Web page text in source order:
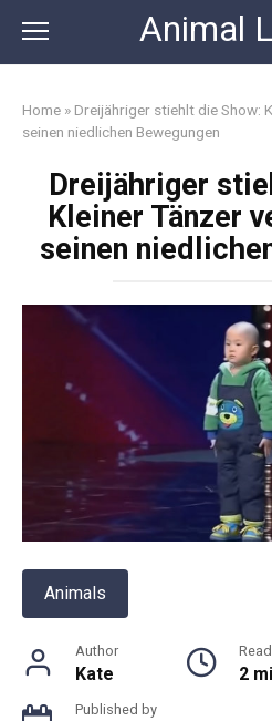
content
Animal
Home » Dreijähriger stiehlt die Show:
seinen niedlichen Bewegungen
Dreijähriger
Kleiner Tänzer
seinen
Animals
Author
Kate 2
Published by